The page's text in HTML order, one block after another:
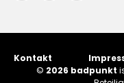
© 2026 badpunkt
Kontakt